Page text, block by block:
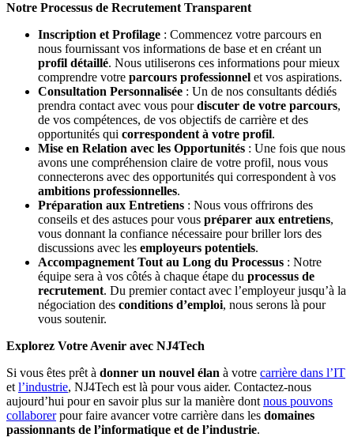
Notre Processus de Recrutement Transparent
Inscription et Profilage : Commencez votre parcours en
nous fournissant vos informations de base et en créant un
profil détaillé. Nous utiliserons ces informations pour mieux
comprendre votre parcours professionnel et vos aspirations.
Consultation Personnalisée : Un de nos consultants dédiés
prendra contact avec vous pourdiscuter de votre parcours,
de vos compétences, de vos objectifs de carrière et des
opportunités qui correspondent à votre profil.
Mise en Relation avec les Opportunités : Une fois que nous
avons une compréhension claire de votre profil, nous vous
connecterons avec des opportunités qui correspondent à vos
ambitions professionnelles.
Préparation aux Entretiens : Nous vous offrirons des
conseils et des astuces pour vous préparer aux entretiens,
vous donnant la confiance nécessaire pour briller lors des
discussions avec les employeurs potentiels.
Accompagnement Tout au Long du Processus : Notre
équipe sera à vos côtés à chaque étape du processus de
recrutement. Du premier contact avec l’employeur jusqu’à la
négociation des conditions d’emploi, nous serons là pour
vous soutenir.
Explorez Votre Avenir avec NJ4Tech
Si vous êtes prêt à donner un nouvel élan à votre carrière dans l’IT
et l’industrie, NJ4Tech est là pour vous aider. Contactez-nous
aujourd’hui pour en savoir plus sur la manière dont nous pouvons
collaborerpour faire avancer votre carrière dans les domaines
passionnants de l’informatique et de l’industrie.